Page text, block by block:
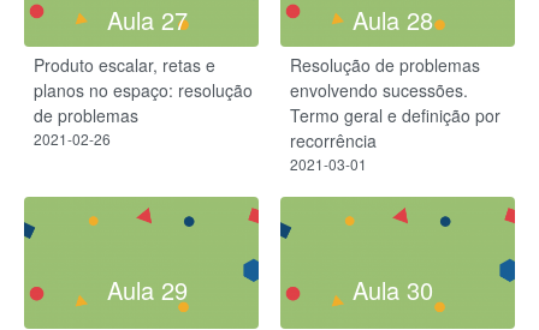
Aula 27
Produto escalar, retas e
planos no espaço: resolução
de problemas
2021-02-26
Aula 28
Resolução de problemas
envolvendo sucessões.
Termo geral e definição por
recorrência
2021-03-01
Aula 29 Aula 30